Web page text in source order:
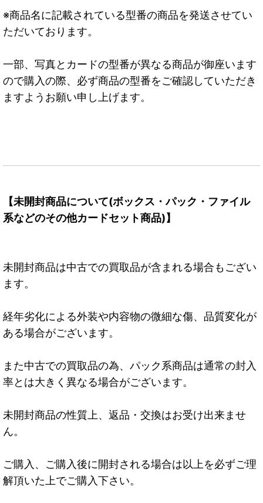
※商品名に記載されている型番の商品を発送させてい
ただいております。
一部、写真とカードの型番が異なる商品が御座います
ので購入の際、必ず商品の型番をご確認していただき
ますようお願い申し上げます。
【未開封商品について(ボックス・パック・ファイル
系などのその他カードセット商品)】
未開封商品は中古での買取品が含まれる場合もござい
ます。
経年劣化による外装や内容物の微細な傷、品質変化が
ある場合がございます。
また中古での買取品の為、パック系商品は通常の封入
率とは大きく異なる場合がございます。
未開封商品の性質上、返品・交換はお受け出来ませ
ん。
ご購入、ご購入後に開封される場合は以上を必ずご理
解頂いた上でご購入下さい。